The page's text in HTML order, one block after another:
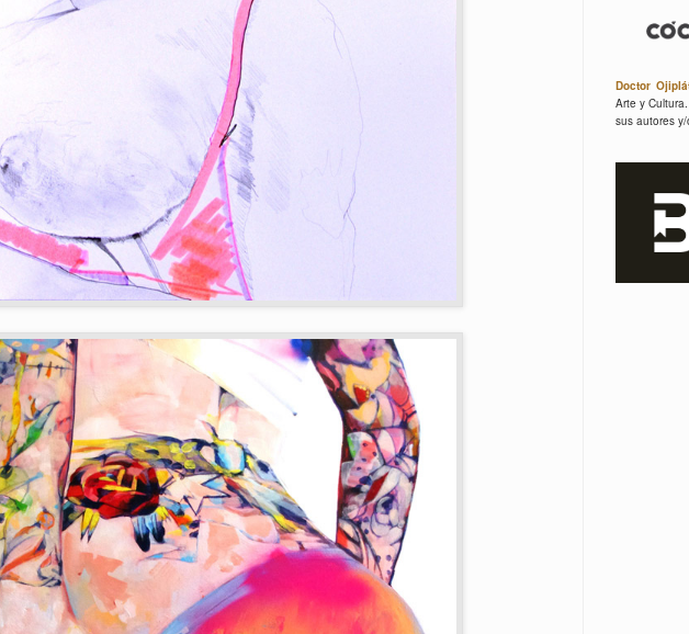
Doctor
Arte y Cultura.
sus autores